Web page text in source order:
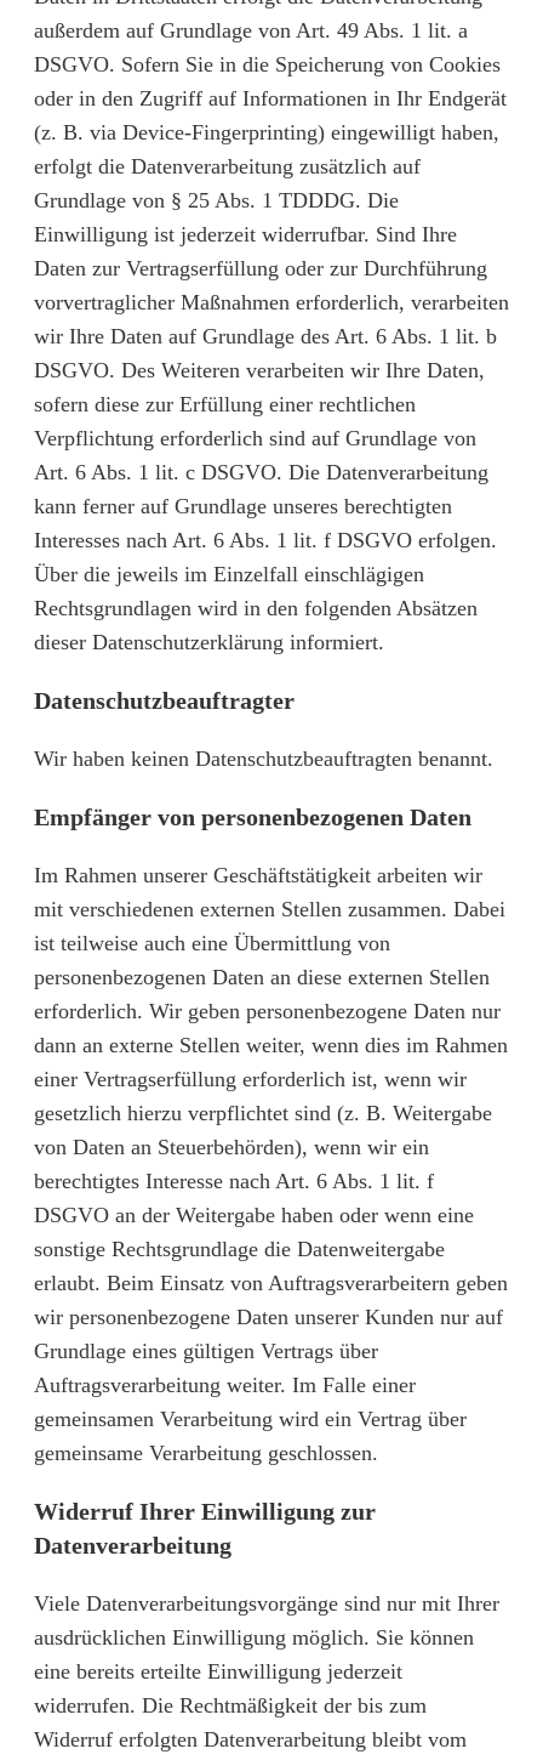
außerdem auf Grundlage von Art. 49 Abs. 1 lit. a
DSGVO. Sofern Sie in die Speicherung von Cookies
oder in den Zugriff auf Informationen in Ihr Endgerät
(z. B. via Device-Fingerprinting) eingewilligt haben,
erfolgt die Datenverarbeitung zusätzlich auf
Grundlage von § 25 Abs. 1 TDDDG. Die
Einwilligung ist jederzeit widerrufbar. Sind Ihre
Daten zur Vertragserfüllung oder zur Durchführung
vorvertraglicher Maßnahmen erforderlich, verarbeiten
wir Ihre Daten auf Grundlage des Art. 6 Abs. 1 lit. b
DSGVO. Des Weiteren verarbeiten wir Ihre Daten,
sofern diese zur Erfüllung einer rechtlichen
Verpflichtung erforderlich sind auf Grundlage von
Art. 6 Abs. 1 lit. c DSGVO. Die Datenverarbeitung
kann ferner auf Grundlage unseres berechtigten
Interesses nach Art. 6 Abs. 1 lit. f DSGVO erfolgen.
Über die jeweils im Einzelfall einschlägigen
Rechtsgrundlagen wird in den folgenden Absätzen
dieser Datenschutzerklärung informiert.
Datenschutz­beauftragter
Wir haben keinen Datenschutzbeauftragten benannt.
Empfänger von personenbezogenen Daten
Im Rahmen unserer Geschäftstätigkeit arbeiten wir
mit verschiedenen externen Stellen zusammen. Dabei
ist teilweise auch eine Übermittlung von
personenbezogenen Daten an diese externen Stellen
erforderlich. Wir geben personenbezogene Daten nur
dann an externe Stellen weiter, wenn dies im Rahmen
einer Vertragserfüllung erforderlich ist, wenn wir
gesetzlich hierzu verpflichtet sind (z. B. Weitergabe
von Daten an Steuerbehörden), wenn wir ein
berechtigtes Interesse nach Art. 6 Abs. 1 lit. f
DSGVO an der Weitergabe haben oder wenn eine
sonstige Rechtsgrundlage die Datenweitergabe
erlaubt. Beim Einsatz von Auftragsverarbeitern geben
wir personenbezogene Daten unserer Kunden nur auf
Grundlage eines gültigen Vertrags über
Auftragsverarbeitung weiter. Im Falle einer
gemeinsamen Verarbeitung wird ein Vertrag über
gemeinsame Verarbeitung geschlossen.
Widerruf Ihrer Einwilligung zur
Datenverarbeitung
Viele Datenverarbeitungsvorgänge sind nur mit Ihrer
ausdrücklichen Einwilligung möglich. Sie können
eine bereits erteilte Einwilligung jederzeit
widerrufen. Die Rechtmäßigkeit der bis zum
Widerruf erfolgten Datenverarbeitung bleibt vom